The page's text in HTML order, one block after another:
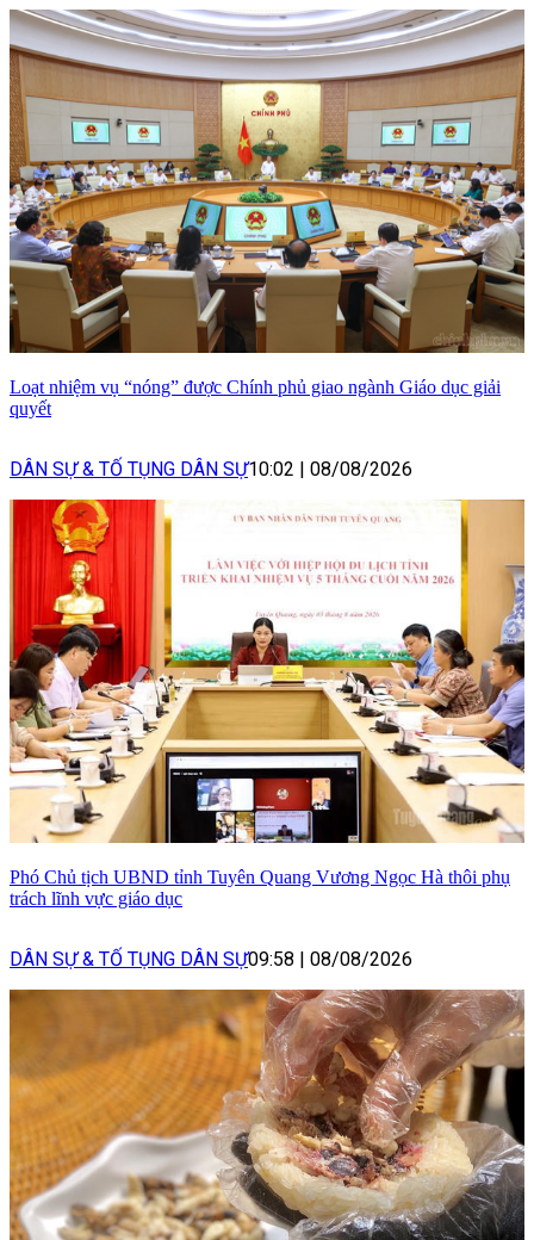
Loạt nhiệm vụ “nóng” được Chính phủ giao ngành Giáo dục giải
quyết
DÂN SỰ & TỐ TỤNG DÂN SỰ10:02 08/08/2026
Phó Chủ tịch UBND tỉnh Tuyên Quang Vương Ngọc Hà thôi phụ
trách lĩnh vực giáo dục
DÂN SỰ & TỐ TỤNG DÂN SỰ09:58 08/08/2026